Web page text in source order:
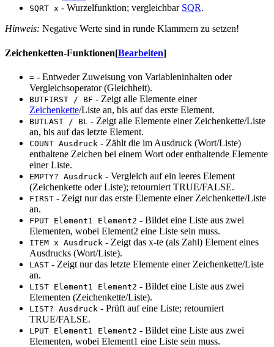
SQRT x - Wurzelfunktion; vergleichbar SQR.
Hinweis: Negative Werte sind in runde Klammern zu setzen!
Zeichenketten-Funktionen[Bearbeiten]
= - Entweder Zuweisung von Variableninhalten oder
Vergleichsoperator (Gleichheit).
BUTFIRST / BF - Zeigt alle Elemente einer
Zeichenkette/Liste an, bis auf das erste Element.
BUTLAST / BL - Zeigt alle Elemente einer Zeichenkette/Liste
an, bis auf das letzte Element.
COUNT Ausdruck - Zählt die im Ausdruck (Wort/Liste)
enthaltene Zeichen bei einem Wort oder enthaltende Elemente
einer Liste.
EMPTY? Ausdruck - Vergleich auf ein leeres Element
(Zeichenkette oder Liste); retourniert TRUE/FALSE.
FIRST - Zeigt nur das erste Elemente einer Zeichenkette/Liste
an.
FPUT Element1 Element2 - Bildet eine Liste aus zwei
Elementen, wobei Element2 eine Liste sein muss.
ITEM x Ausdruck - Zeigt das x-te (als Zahl) Element eines
Ausdrucks (Wort/Liste).
LAST - Zeigt nur das letzte Elemente einer Zeichenkette/Liste
an.
LIST Element1 Element2 - Bildet eine Liste aus zwei
Elementen (Zeichenkette/Liste).
LIST? Ausdruck - Prüft auf eine Liste; retourniert
TRUE/FALSE.
LPUT Element1 Element2 - Bildet eine Liste aus zwei
Elementen, wobei Element1 eine Liste sein muss.